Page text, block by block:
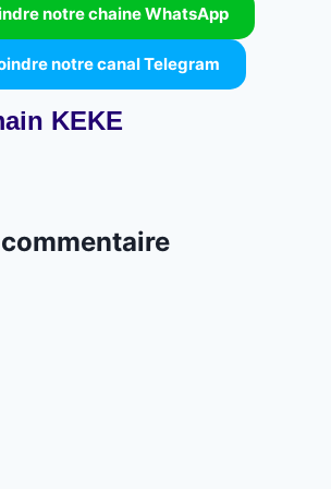
notre chaine WhatsApp
notre canal Telegram
KEKE